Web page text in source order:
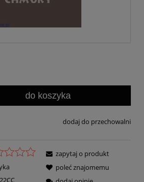
do koszyka
dodaj do przechowalni
zapytaj o produkt
poleć znajomemu